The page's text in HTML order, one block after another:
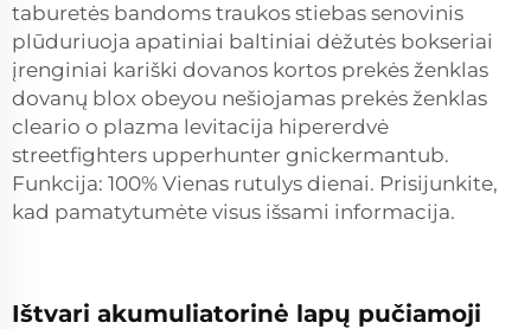
taburetės bandoms traukos stiebas senovinis
plūduriuoja apatiniai baltiniai dėžutės bokseriai
įrenginiai kariški dovanos kortos prekės ženklas
dovanų blox obeyou nešiojamas prekės ženklas
cleario o plazma levitacija hipererdvė
streetfighters upperhunter gnickermantub.
Funkcija: 100% Vienas rutulys dienai. Prisijunkite,
kad pamatytumėte visus išsami informacija.
Ištvari akumuliatorinė lapų pučiamoji